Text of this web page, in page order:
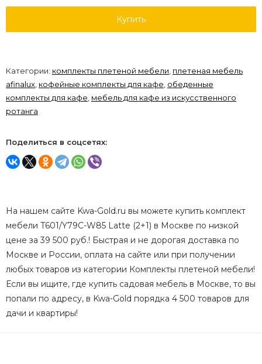
Купить
Категории: комплекты плетеной мебели плетеная мебель
afinalux кофейные комплекты для кафе обеденные
комплекты для кафе мебель для кафе из искусственного
ротанга
Поделиться в соцсетях:
На нашем сайте Kwa-Gold.ru вы можете купить комплект
мебели T601/Y79C-W85 Latte (2+1) в Москве по низкой
цене за 39 500 руб.! Быстрая и не дорогая доставка по
Москве и России, оплата на сайте или при получении
любых товаров из категории Комплекты плетеной мебели!
Если вы ищите, где купить садовая мебель в Москве, то вы
попали по адресу, в Kwa-Gold порядка 4 500 товаров для
дачи и квартиры!